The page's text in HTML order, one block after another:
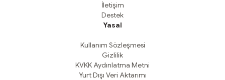
İletişim
Destek
Yasal
Kullanım Sözleşmesi
Gizlilik
KVKK Aydınlatma Metni
Yurt Dışı Veri Aktarımı